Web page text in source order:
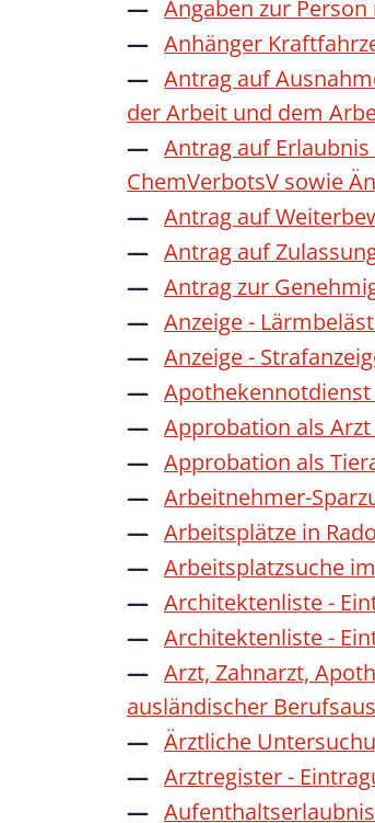
Angaben zur
Anhänger
Antrag auf
der Arbeit und dem
Antrag auf
ChemVerbotsV sowie
Antrag auf
Antrag auf
Antrag zur
Anzeige -
Anzeige -
Approbation als
Approbation als
Arbeitnehmer-
Arbeitsplätze in
Arbeitsplatzsuche
Architektenliste -
Architektenliste -
Arzt, Zahnarzt,
ausländischer
Ärztliche
Arztregister -